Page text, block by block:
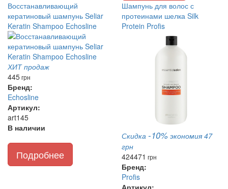
Восстанавливающий
кератиновый шампунь Seliar
Keratin Shampoo Echosline
ХИТ продаж
445грн
Бренд:
Echosline
Артикул:
art145
В наличии
Подробнее
Шампунь для волос с
протеинами шелка Silk
Protein Profis
Скидка -10% экономия 47
грн
424471 грн
Бренд:
Profis
Артикул: